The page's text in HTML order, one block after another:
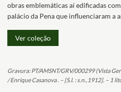
obras emblemáticas aí edificadas
palácio da Pena que influenciaram
Ver coleção
Gravura: PT/AMSNT/GRV/000299 (Vista
/ Enrique Casanova . – [S.l. : s.n.,1912]. – 1